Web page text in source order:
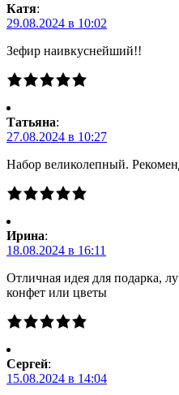
Катя:
29.08.2024 в 10:02
Зефир наивкуснейший!!
Татьяна:
27.08.2024 в 10:27
Набор великолепный.
Ирина:
18.08.2024 в 16:11
Отличная идея для подарка,
конфет или цветы
Сергей:
15.08.2024 в 14:04